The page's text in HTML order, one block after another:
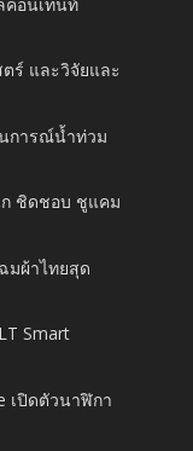
ร์ และวิจัยและ
การณ์น้ำท่วม
ก ชิดชอบ ชูแคม
มผ้าไทยสุด
Smart
เปิดตัวนาฬิกา